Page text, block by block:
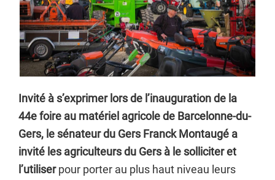
Invité à s’exprimer lors de l’inauguration de la
44e foire au matériel agricole de Barcelonne-du-
Gers, le sénateur du Gers Franck Montaugé a
invité les agriculteurs du Gers à le solliciter et
l’utiliserpour porter au plus haut niveau leurs